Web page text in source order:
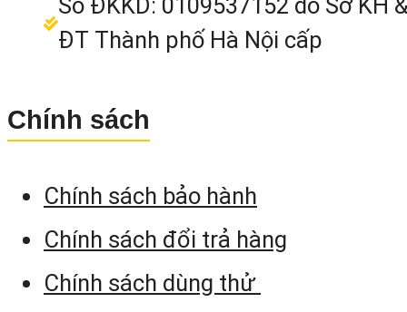
xa với lăng 3000m 5000m
Bảo vệ
Đo không
Trọng lượng 3,6 Kg
Kích thước
149 mm x 145 mm x 306
mm
ĐT Thành phố Hà Nội cấp
Chính sách
Chính sách bảo hành
Chính sách đổi trả hàng
Chính sách dùng thử